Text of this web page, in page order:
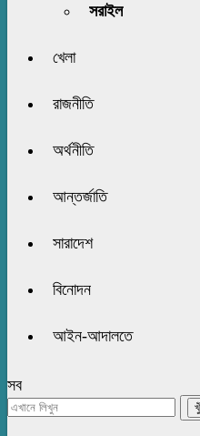
সরাইল
খেলা
রাজনীতি
অর্থনীতি
আন্তর্জাতি
সারাদেশ
বিনোদন
আইন-আদালতে
সব